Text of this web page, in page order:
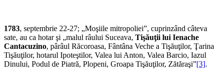
1783, septembrie 22-27; „Moşiile mitropoliei”, cuprinzând câteva
sate, au ca hotar şi „malul râului Suceava, Tişăuţii lui Ienache
Cantacuzino, pârâul Răcoroasa, Fântâna Veche a Tişăuţilor, Ţarina
Tişăuţilor, hotarul Ipoteştilor, Valea lui Anton, Valea Barcio, Iazul
Dinului, Podul de Piatră, Plopeni, Groapa Tişăuţilor, Zătăraşi”[3].